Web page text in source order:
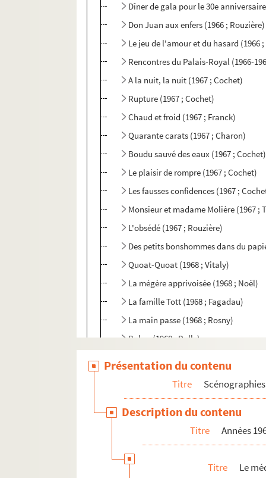
Dîner de gala pour le 30e
Don Juan aux enfers (1966 ; Rouzière)
Le jeu de l'amour et du hasard (1966
Rencontres du Palais-Royal (1966-
A la nuit, la nuit (1967 ; Cochet)
Rupture (1967 ; Cochet)
Chaud et froid (1967 ; Franck)
Quarante carats (1967 ; Charon)
Boudu sauvé des eaux (1967 ; Cochet)
Le plaisir de rompre (1967 ; Cochet)
Les fausses confidences (1967 ;
Monsieur et madame Molière (1967 ;
L'obsédé (1967 ; Rouzière)
Des petits bonshommes dans du
Quoat-Quoat (1968 ; Vitaly)
La mégère apprivoisée (1968 ; Noël)
La famille Tott (1968 ; Fagadau)
La main passe (1968 ; Rosny)
Babar (1968 ; Dally)
Des pommes pour Eve (1969 ; Vitaly)
L'assassinat de Sister George (1969 ;
Guerre et paix au café Sneffle (1969 ;
Trois hommes sur un cheval (1969 ;
Présentation du contenu
Titre
Description du contenu
Titre Années
Titre
Le